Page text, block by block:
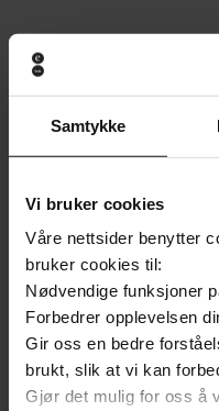
Samtykke
Vi bruker cookies
Våre nettsider benytter
bruker cookies til:
Nødvendige funksjoner
Forbedrer opplevelsen
Gir oss en bedre
brukt, slik at vi kan
Gjør det mulig for oss å
Andre har også
Premium